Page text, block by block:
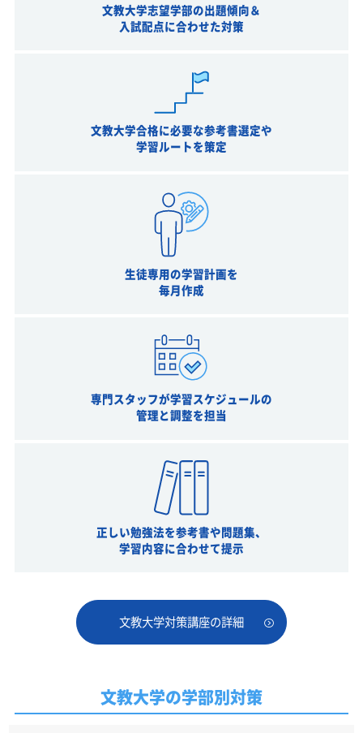
文教大学志望学部の出題傾向＆
入試配点に合わせた対策
文教大学合格に必要な参考書選定や
学習ルートを策定
生徒専用の学習計画を
毎月作成
専門スタッフが学習スケジュールの
管理と調整を担当
正しい勉強法を参考書や問題集、
学習内容に合わせて提示
文教大学対策講座の詳細
文教大学の学部別対策